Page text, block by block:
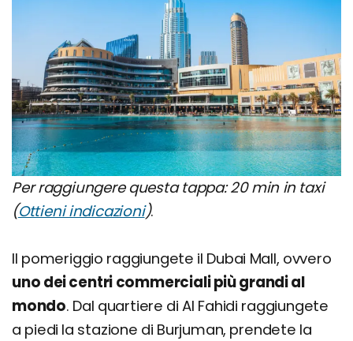
Per raggiungere questa tappa: 20 min in taxi
(Ottieni indicazioni).
Il pomeriggio raggiungete il Dubai Mall, ovvero
uno dei centri commerciali più grandi al
mondo. Dal quartiere di Al Fahidi raggiungete
a piedi la stazione di Burjuman, prendete la